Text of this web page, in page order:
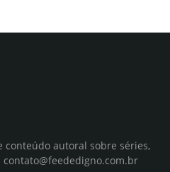
conteúdo autoral sobre séries,
contato@feededigno.com.br